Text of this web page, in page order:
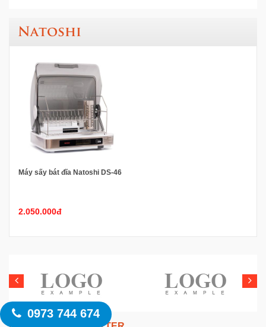
Natoshi
Máy sấy bát đĩa Natoshi DS-46
2.050.000đ
0973 744 674